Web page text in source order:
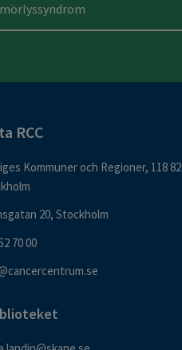
RCC
Kommuner och Regioner, 118 82
20, Stockholm
70 00